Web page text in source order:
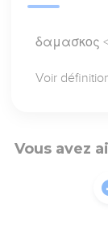
Voir
Vous avez